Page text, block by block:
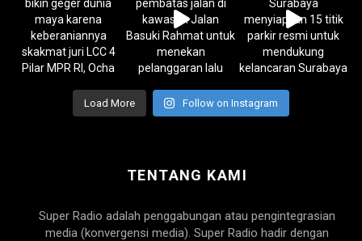
Load More Follow on Instagram
TENTANG KAMI
Super Radio adalah penggabungan atau pengintegrasian
media (konvergensi media). Super Radio hadir dengan